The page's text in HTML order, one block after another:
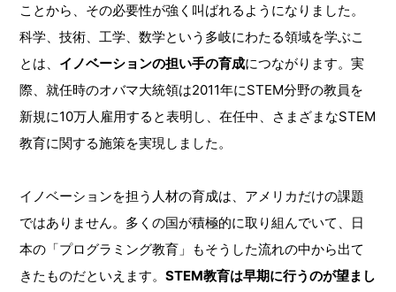
ことから、その必要性が強く叫ばれるようになりました。
科学、技術、工学、数学という多岐にわたる領域を学ぶこ
とは、 イノベーションの担い手の育成につながります。実
際、就任時のオバマ大統領は2011年にSTEM分野の教員を
新規に10万人雇用すると表明し、在任中、さまざまなSTEM
教育に関する施策を実現しました。
イノベーションを担う人材の育成は、アメリカだけの課題
ではありません。多くの国が積極的に取り組んでいて、日
本の「プログラミング教育」もそうした流れの中から出て
きたものだといえます。STEM教育は早期に行うのが望まし